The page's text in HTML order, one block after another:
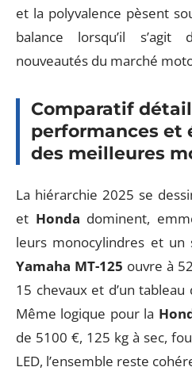
et la polyvalence pèsent
balance lorsqu’il
nouveautés du marché
Comparatif
performances et
des meilleures
La hiérarchie 2025 se
et Honda dominent,
leurs monocylindres et un
Yamaha MT-125 ouvre à
15 chevaux et d’un tableau
Même logique pour la
de 5100 €, 125 kg à sec,
LED, l’ensemble reste